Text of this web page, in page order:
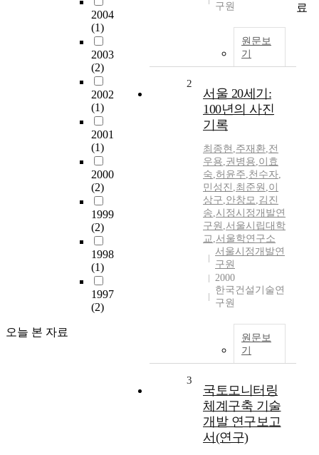
2004
(1)
2003
(2)
2002
(1)
2001
(1)
2000
(2)
1999
(2)
1998
(1)
1997
(2)
오늘 본 자료
구원
원문보
기
2
서울 20세기:
100년의 사진
기록
최종현 ,주재환,전
우용,권병용,이효
숙,허윤주,천수자,
민성진 ,최준원 ,이
상구,안창모,김진
송,시정시정개발연
구원 ,서울시립대학
교,서울학연구소
서울시정개발연
구원
2000
한국건설기술연
구원
원문보
기
3
국토모니터링
체계구축 기술
개발 연구보고
서(연구)
료